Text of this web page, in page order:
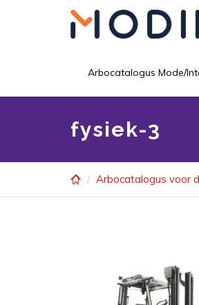
Arbocatalogus Mode/
fysiek-3
Arbocatalogus voor